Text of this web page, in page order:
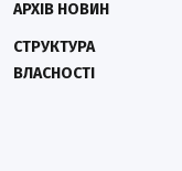
АРХІВ НОВИН
СТРУКТУРА
ВЛАСНОСТІ